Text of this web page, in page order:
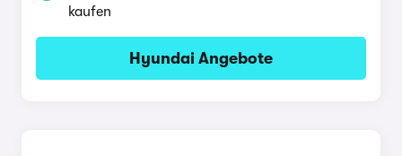
kaufen
Hyundai Angebote